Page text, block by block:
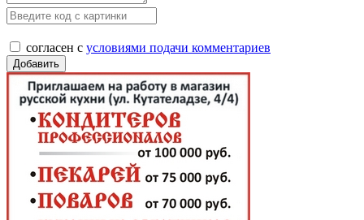
согласен с условиями подачи комментариев